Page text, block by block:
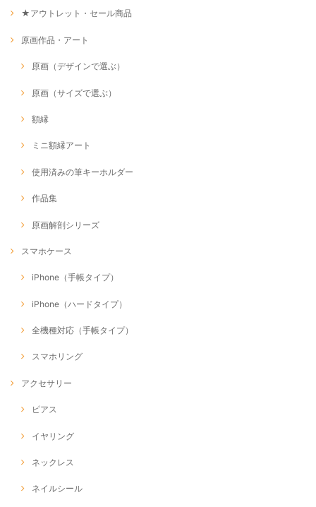
★アウトレット・セール商品
原画作品・アート
原画（デザインで選ぶ）
原画（サイズで選ぶ）
額縁
ミニ額縁アート
使用済みの筆キーホルダー
作品集
原画解剖シリーズ
スマホケース
iPhone（手帳タイプ）
iPhone（ハードタイプ）
全機種対応（手帳タイプ）
スマホリング
アクセサリー
ピアス
イヤリング
ネックレス
ネイルシール